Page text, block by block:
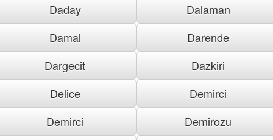
Daday
Dalaman
Damal
Darende
Dargecit
Dazkiri
Delice
Demirci
Demirci
Demirozu